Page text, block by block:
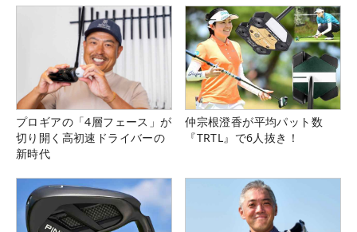
プロギアの「4層フェース」が
切り開く高初速ドライバーの
新時代
仲宗根澄香が平均パット数
『TRTL』で6人抜き！